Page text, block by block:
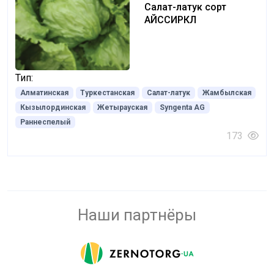
Салат-латук сорт
АЙССИРКЛ
Тип:
Алматинская Туркестанская Салат-латук
Жамбылская
Кызылординская
Жетырауская
Syngenta AG
Раннеспелый
173
Наши партнёры